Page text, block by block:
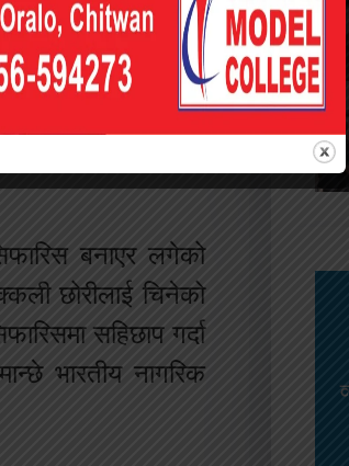
राहदानीसमेत
बन्नेहरु हाल फरार
सिफारिस गरेको भन्दै
प्रशासन कार्यालयमा
बनाएर लगेको
छोरीलाई चिनेको
सहिछाप गर्दा
भारतीय नागरिक